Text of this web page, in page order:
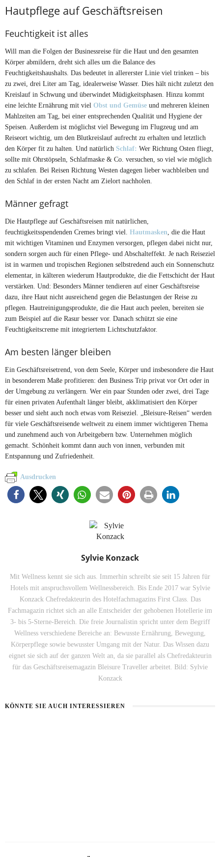
Hautpflege auf Geschäftsreisen
Feuchtigkeit ist alles
Will man die Folgen der Businessreise für die Haut und den gesamten
Körper abmildern, dreht sich alles um die Balance des
Feuchtigkeitshaushalts. Das bedeutet in allererster Linie viel trinken – bis
zu zwei, drei Liter am Tag, idealerweise Wasser. Dies hält nicht zuletzt den
Kreislauf in Schwung und überwindet Müdigkeitsphasen. Hinzu kommt
eine leichte Ernährung mit viel Obst und Gemüse und mehreren kleinen
Mahlzeiten am Tag, bei einer entsprechenden Qualität und Hygiene der
Speisen. Außerdem ist möglichst viel Bewegung im Flugzeug und am
Reiseort wichtig, um den Blutkreislauf aufrecht zu erhalten und letztlich
den Körper fit zu halten. Und natürlich Schlaf: Wer Richtung Osten fliegt,
sollte mit Ohrstöpseln, Schlafmaske & Co. versuchen, so viel wie möglich
zu schlafen. Bei Reisen Richtung Westen dagegen lieber wachbleiben und
den Schlaf in der ersten Nacht am Zielort nachholen.
Männer gefragt
Die Hautpflege auf Geschäftsreisen mit natürlichen,
feuchtigkeitsspendenden Cremes bringt viel. Hautmasken , die die Haut
mit wichtigen Vitaminen und Enzymen versorgen, pflegen dabei nicht nur,
sondern sorgen auch für einen Pflege- und Abschalteffekt. Je nach Reiseziel
ist in warmen und tropischen Regionen selbstredend auch ein Sonnenschutz
elementar, in kälteren wiederum Hautprodukte, die die Fettschicht der Haut
verstärken. Und: Besonders Männer tendieren auf einer Geschäftsreise
dazu, ihre Haut nicht ausreichend gegen die Belastungen der Reise zu
pflegen. Hautreinigungsprodukte, die die Haut auch peelen, bereiten sie
zum Beispiel auf die Rasur besser vor. Danach schützt sie eine
Feuchtigkeitscreme mit integriertem Lichtschutzfaktor.
Am besten länger bleiben
Ein Geschäftsreisetrend, von dem Seele, Körper und insbesondere die Haut
in besonderem Maße profitieren: den Business Trip privat vor Ort oder in
der Umgebung zu verlängern. Wer ein paar Stunden oder zwei, drei Tage
für einen privaten Aufenthalt länger bleibt, akklimatisiert den Körper
besser und sieht auch noch etwas vom Reiseziel. „Bleisure-Reisen“ werden
für viele Geschäftsreisende weltweit zu einem immer wichtigeren Thema
und zunehmend auch von Arbeitgebern bzw. Unternehmen möglich
gemacht. Schönheit kommt dann auch von innen, verbunden mit
Entspannung und Zufriedenheit.
Ausdrucken
Sylvie Konzack
Mit Wellness kennt sie sich aus. Immerhin schreibt sie seit 15 Jahren für
Hotels mit anspruchsvollem Wellnessbereich. Bis Ende 2017 war Sylvie
Konzack Chefredakteurin des Hotelfachmagazins First Class. Das
Fachmagazin richtet sich an alle Entscheider der gehobenen Hotellerie im
3- bis 5-Sterne-Bereich. Die freie Journalistin spricht unter dem Begriff
Wellness verschiedene Bereiche an: Bewusste Ernährung, Bewegung,
Körperpflege sowie bewusster Umgang mit der Natur. Das Wissen dazu
eignet sie sich auf der ganzen Welt an, da sie parallel als Chefredakteurin
für das Geschäftsreisemagazin Bleisure Traveller arbeitet. Bild: Sylvie
Konzack
KÖNNTE SIE AUCH INTERESSIEREN